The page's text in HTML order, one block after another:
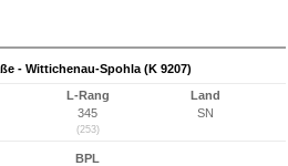
- Wittichenau-Spohla (K 9207)
L-Rang
345
(253)
Land
SN
BPL